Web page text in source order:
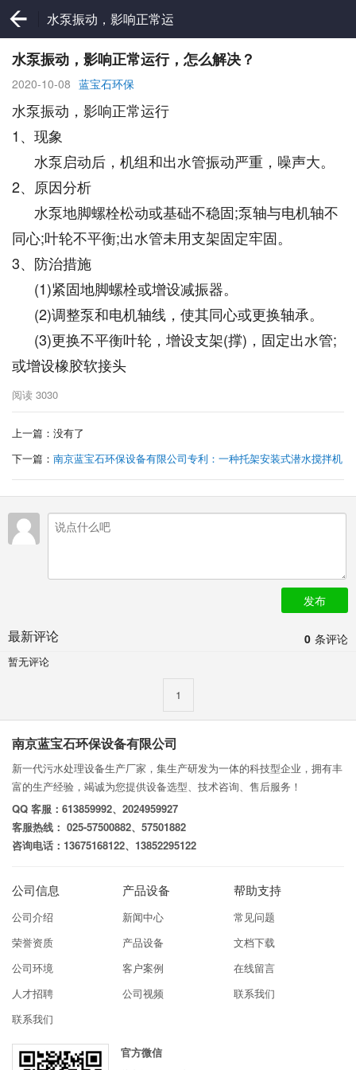
水泵振动，影响正常运
行，怎么解决？
水泵振动，影响正常运行，怎么解决？
2020-10-08 蓝宝石环保
水泵振动，影响正常运行
1、现象
水泵启动后，机组和出水管振动严重，噪声大。
2、原因分析
水泵地脚螺栓松动或基础不稳固;泵轴与电机轴不
同心;叶轮不平衡;出水管未用支架固定牢固。
3、防治措施
(1)紧固地脚螺栓或增设减振器。
(2)调整泵和电机轴线，使其同心或更换轴承。
(3)更换不平衡叶轮，增设支架(撑)，固定出水管;
或增设橡胶软接头
阅读 3030
上一篇：没有了
下一篇： 南京蓝宝石环保设备有限公司专利：一种托架安装式潜水搅拌机
发布
0 条评论
最新评论
暂无评论
1
南京蓝宝石环保设备有限公司
新一代污水处理设备生产厂家，集生产研发为一体的科技型企业，拥有丰
富的生产经验，竭诚为您提供设备选型、技术咨询、售后服务！
QQ 客服：613859992、2024959927
客服热线： 025-57500882、57501882
咨询电话：13675168122、13852295122
公司信息
公司介绍
荣誉资质
公司环境
人才招聘
联系我们
产品设备
新闻中心
产品设备
客户案例
公司视频
帮助支持
常见问题
文档下载
在线留言
联系我们
官方微信